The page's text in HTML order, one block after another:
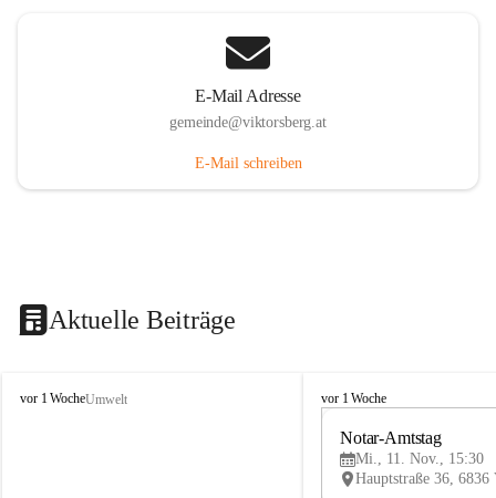
E-Mail Adresse
gemeinde@viktorsberg.at
E-Mail schreiben
Aktuelle Beiträge
V
vor 1 WocheUmwelt
V
vor 1 Woche
Notar-Amtstag
Mi., 11. Nov., 15:30